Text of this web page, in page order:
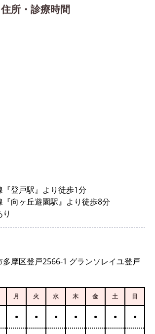
所・診療時間
登戸駅』より徒歩1分
向ヶ丘遊園駅』より徒歩8分
摩区登戸2566-1 グランソレイユ登戸
月 火 水 木 金 土 日
● ● ● ● ● ● ●